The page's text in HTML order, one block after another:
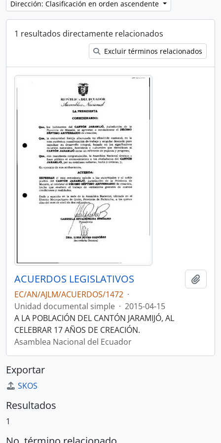
Dirección: Clasificación en orden ascendente
1 resultados directamente relacionados
Excluir términos relacionados
ACUERDOS LEGISLATIVOS
EC/AN/AJLM/ACUERDOS/1472 ·
Unidad documental simple · 2015-04-15
A LA POBLACIÓN DEL CANTÓN JARAMIJÓ, AL
CELEBRAR 17 AÑOS DE CREACIÓN.
Asamblea Nacional del Ecuador
Exportar
SKOS
Resultados
1